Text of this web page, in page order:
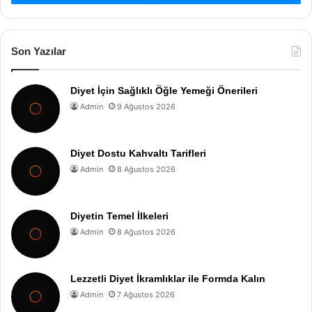
Son Yazılar
Diyet İçin Sağlıklı Öğle Yemeği Önerileri
Admin 9 Ağustos 2026
Diyet Dostu Kahvaltı Tarifleri
Admin 8 Ağustos 2026
Diyetin Temel İlkeleri
Admin 8 Ağustos 2026
Lezzetli Diyet İkramlıklar ile Formda Kalın
Admin 7 Ağustos 2026